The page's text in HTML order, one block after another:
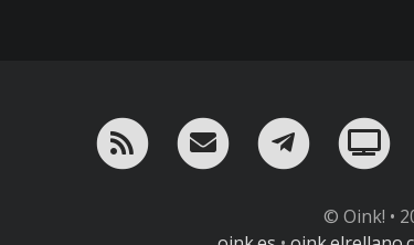
RSS ¡Mándame un
© Oink! •